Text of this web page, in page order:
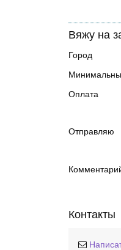
Вяжу на
Город
Оплата
Отправляю
Контакты